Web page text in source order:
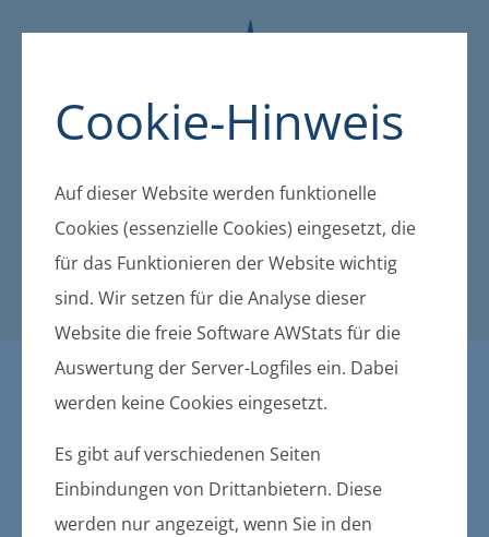
Cookie-Hinweis
Auf dieser Website werden funktionelle
Cookies (essenzielle Cookies) eingesetzt, die
für das Funktionieren der Website wichtig
sind. Wir setzen für die Analyse dieser
Website die freie Software AWStats für die
Auswertung der Server-Logfiles ein. Dabei
werden keine Cookies eingesetzt.
Es gibt auf verschiedenen Seiten
Einbindungen von Drittanbietern. Diese
werden nur angezeigt, wenn Sie in den
Öffentliche Bekanntmachu
ngen der amtsangehörigen
Gemeinden und des Amtes